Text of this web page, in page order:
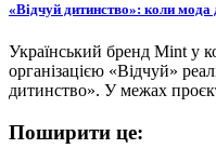
«Відчуй дитинство»: коли мода
Український бренд Mint у
організацією «Відчуй»
дитинство». У межах
Поширити це: